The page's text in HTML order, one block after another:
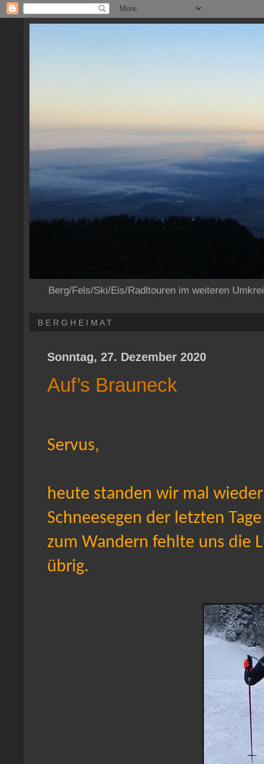
Berg/Fels/Ski/Eis/Radltouren im weiteren
B E R G H E I M A T
Sonntag, 27. Dezember 2020
Auf’s Brauneck
Servus,
heute standen wir mal
Schneesegen der letzten
zum Wandern fehlte uns die
übrig.